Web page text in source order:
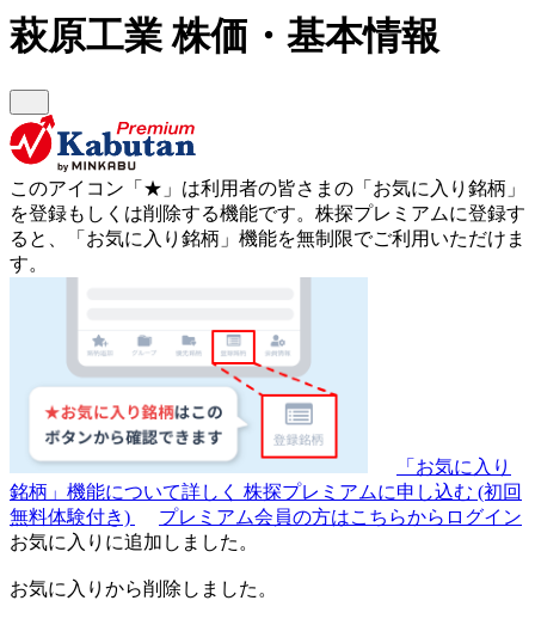
萩原工業株価・基本情報
このアイコン 「★」 は利用者の皆さまの 「お気に入り銘柄」
を登録もしくは削除する機能です。 株探プレミアムに登録す
ると、「お気に入り銘柄」機能を無制限でご利用いただけま
す。
「お気に入り
銘柄」機能について詳しく 株探プレミアムに申し込む (初回
無料体験付き)
プレミアム会員の方はこちらからログイン
お気に入りに追加しました。
お気に入りから削除しました。